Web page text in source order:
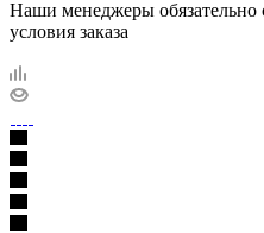
Наши менеджеры обязательно
условия заказа